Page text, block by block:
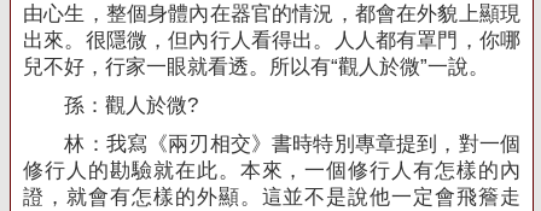
由心生，整個身體內在器官的情況，都會在外貌上顯現
出來。很隱微，但內行人看得出。人人都有罩門，你哪
兒不好，行家一眼就看透。所以有“觀人於微”一說。
孫：觀人於微?
林：我寫《兩刃相交》書時特別專章提到，對一個
修行人的勘驗就在此。本來，一個修行人有怎樣的內
證，就會有怎樣的外顯。這並不是說他一定會飛簷走